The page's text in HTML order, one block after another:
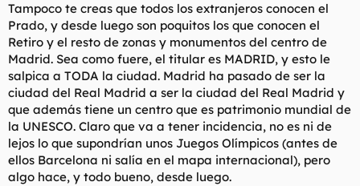
Tampoco te creas que todos los extranjeros conocen el
Prado, y desde luego son poquitos los que conocen el
Retiro y el resto de zonas y monumentos del centro de
Madrid. Sea como fuere, el titular es MADRID, y esto le
salpica a TODA la ciudad. Madrid ha pasado de ser la
ciudad del Real Madrid a ser la ciudad del Real Madrid y
que además tiene un centro que es patrimonio mundial de
la UNESCO. Claro que va a tener incidencia, no es ni de
lejos lo que supondrían unos Juegos Olímpicos (antes de
ellos Barcelona ni salía en el mapa internacional), pero
algo hace, y todo bueno, desde luego.